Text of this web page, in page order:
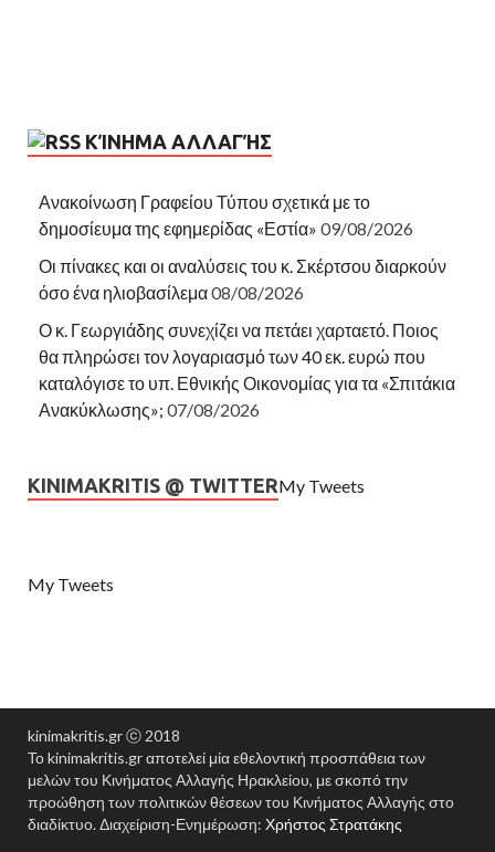
ΚΊΝΗΜΑ ΑΛΛΑΓΉΣ
Ανακοίνωση Γραφείου Τύπου σχετικά με το
δημοσίευμα της εφημερίδας «Εστία» 09/08/2026
Οι πίνακες και οι αναλύσεις του κ. Σκέρτσου διαρκούν
όσο ένα ηλιοβασίλεμα08/08/2026
Ο κ. Γεωργιάδης συνεχίζει να πετάει χαρταετό. Ποιος
θα πληρώσει τον λογαριασμό των 40 εκ. ευρώ που
καταλόγισε το υπ. Εθνικής Οικονομίας για τα «Σπιτάκια
Ανακύκλωσης»; 07/08/2026
KINIMAKRITIS @ TWITTERMy Tweets
My Tweets
kinimakritis.gr ⓒ 2018
Το kinimakritis.gr αποτελεί μία εθελοντική προσπάθεια των
μελών του Κινήματος Αλλαγής Ηρακλείου, με σκοπό την
προώθηση των πολιτικών θέσεων του Κινήματος Αλλαγής στο
διαδίκτυο. Διαχείριση-Ενημέρωση: Χρήστος Στρατάκης